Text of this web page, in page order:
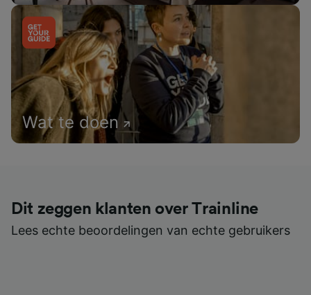
Wat te doen
Dit zeggen klanten over Trainline
Lees echte beoordelingen van echte gebruikers